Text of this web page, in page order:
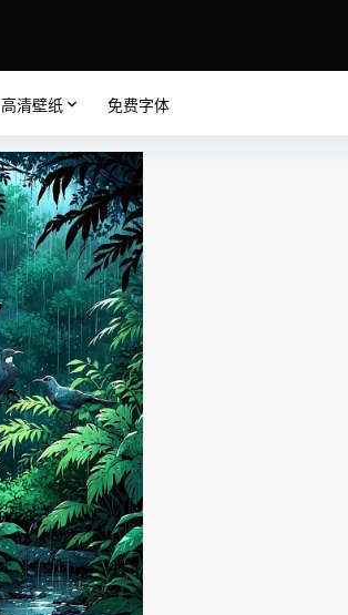
高清壁纸 免费字体